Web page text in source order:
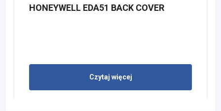
HONEYWELL EDA51 BACK COVER
Czytaj więcej